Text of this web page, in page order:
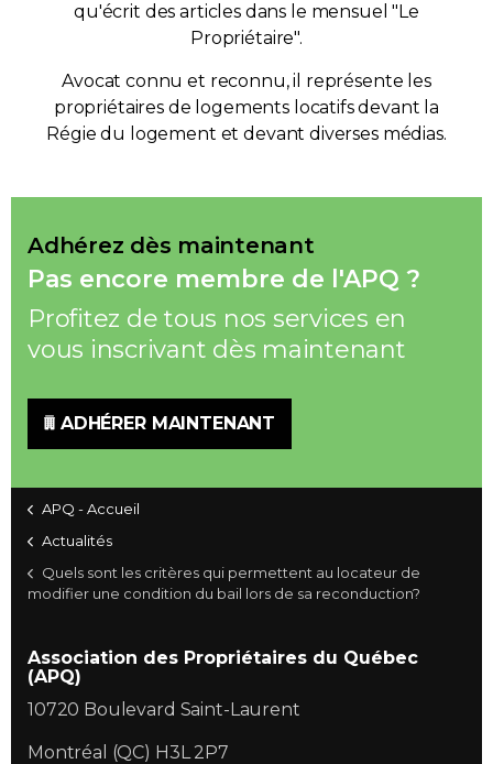
qu'écrit des articles dans le mensuel "Le
Propriétaire".
Avocat connu et reconnu, il représente les
propriétaires de logements locatifs devant la
Régie du logement et devant diverses médias.
Adhérez dès maintenant
Pas encore membre de l'APQ ?
Profitez de tous nos services en
vous inscrivant dès maintenant
ADHÉRER MAINTENANT
APQ - Accueil
Actualités
Quels sont les critères qui permettent au locateur de
modifier une condition du bail lors de sa reconduction?
Association des Propriétaires du Québec
(APQ)
10720 Boulevard Saint-Laurent
Montréal (QC) H3L 2P7